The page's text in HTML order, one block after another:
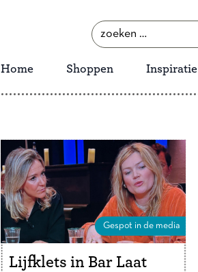
zoeken
naar:
Home Shoppen Inspiratie
Gespot in de media
Lijfklets in Bar Laat